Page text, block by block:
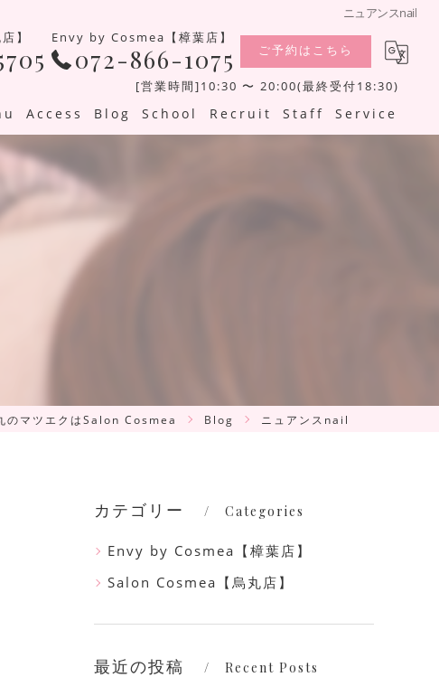
ニュアンスnail
】
Envy by Cosmea【樟葉店】
072-866-1075 ご予約はこちら
[営業時間]10:30 〜 20:00(最終受付18:30)
Access Blog School Recruit Staff Service
のマツエクはSalon Cosmea Blog ニュアンスnail
カテゴリー Categories
Envy by Cosmea【樟葉店】
Salon Cosmea【烏丸店】
最近の投稿 Recent Posts